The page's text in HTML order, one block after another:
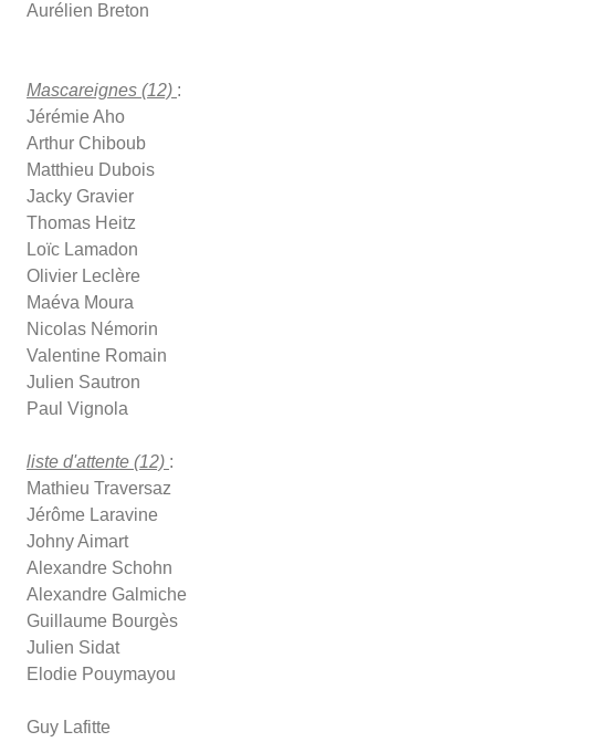
Aurélien Breton
Mascareignes (12) :
Jérémie Aho
Arthur Chiboub
Matthieu Dubois
Jacky Gravier
Thomas Heitz
Loïc Lamadon
Olivier Leclère
Maéva Moura
Nicolas Némorin
Valentine Romain
Julien Sautron
Paul Vignola
liste d'attente (12) :
Mathieu Traversaz
Jérôme Laravine
Johny Aimart
Alexandre Schohn
Alexandre Galmiche
Guillaume Bourgès
Julien Sidat
Elodie Pouymayou
Guy Lafitte